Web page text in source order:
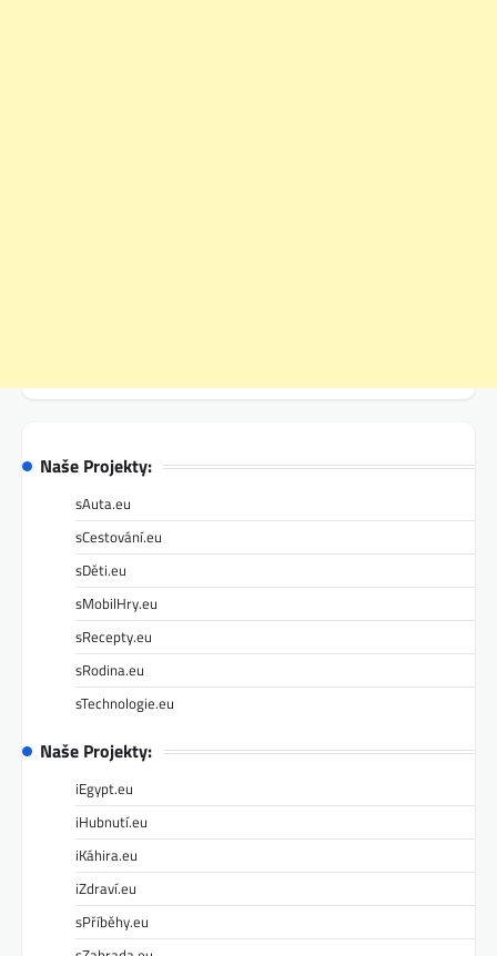
Naše Projekty:
sAuta.eu
sCestování.eu
sDěti.eu
sMobilHry.eu
sRecepty.eu
sRodina.eu
sTechnologie.eu
Naše Projekty:
iEgypt.eu
iHubnutí.eu
iKáhira.eu
iZdraví.eu
sPříběhy.eu